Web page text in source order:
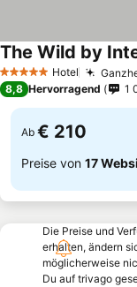
5 Sterne Hotel
The Wild by
8,8 Hervorragend 1
Ab € 210
Preise von 17
Die Preise und
erhalten, ändern
möglicherweise
Du auf trivago